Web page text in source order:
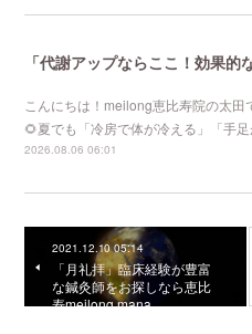
こんにちは！meilong恵比寿院の太
🌻夏でも「冷房で体が冷える」「手
2026.08.06 06:01
2021.12.10 05:14
「月礼拝」臨床経験が豊富
な鍼灸師をお探しなら恵比
寿meilong mana